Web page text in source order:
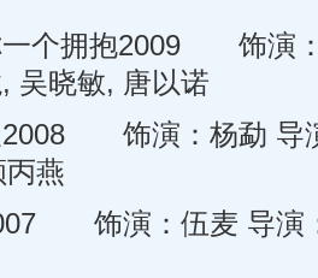
拥抱2009 饰演：
吴晓敏, 唐以诺
饰演：杨勐 导演
燕
饰演：伍麦 导演：